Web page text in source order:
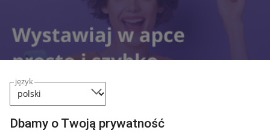
język
Dbamy o Twoją prywatność